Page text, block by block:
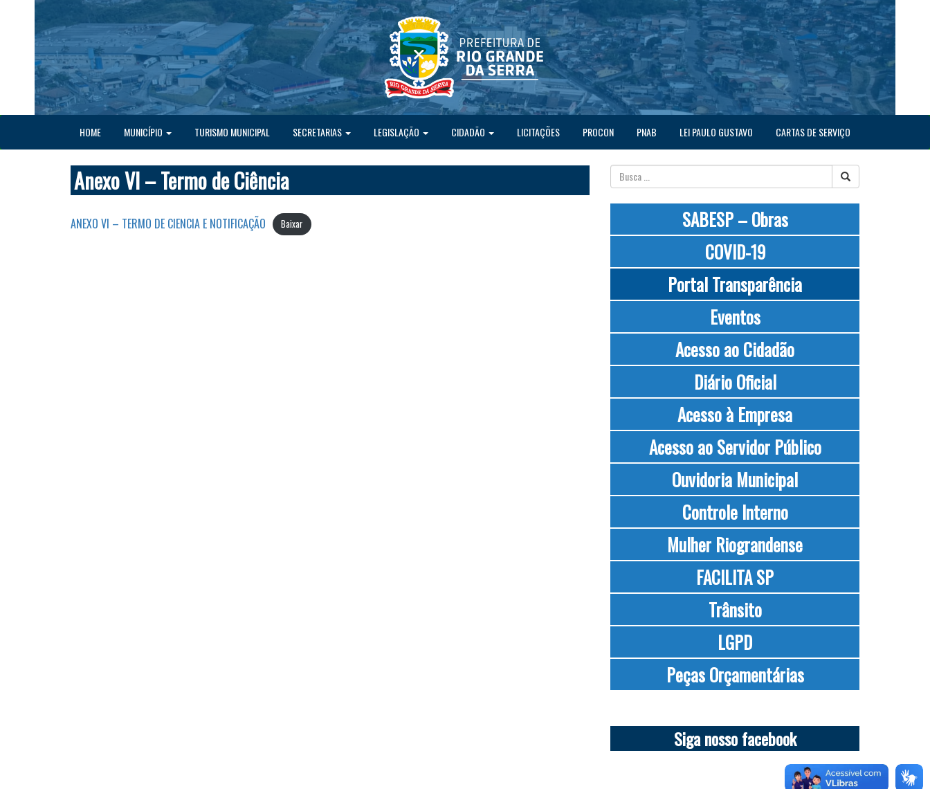
HOME MUNICÍPIO TURISMO MUNICIPAL SECRETARIAS LEGISLAÇÃO CIDADÃO LICITAÇÕES PROCON PNAB LEI PAULO GUSTAVO CARTAS DE SERVIÇO
Anexo VI – Termo de Ciência
ANEXO VI – TERMO DE CIENCIA E NOTIFICAÇÃO Baixar
SABESP – Obras
COVID-19
Portal Transparência
Eventos
Acesso ao Cidadão
Diário Oficial
Acesso à Empresa
Acesso ao Servidor Público
Ouvidoria Municipal
Controle Interno
Mulher Riograndense
FACILITA SP
Trânsito
LGPD
Peças Orçamentárias
Siga nosso facebook